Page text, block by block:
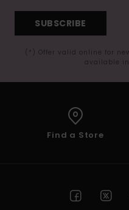
SUBSCRIBE
(*) Offer valid online for
available
Find a Store